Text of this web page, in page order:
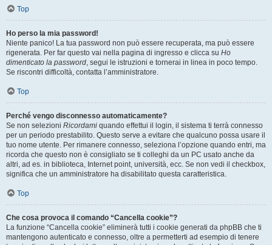
Top
Ho perso la mia password!
Niente panico! La tua password non può essere recuperata, ma può essere
rigenerata. Per far questo vai nella pagina di ingresso e clicca su Ho
dimenticato la password, segui le istruzioni e tornerai in linea in poco tempo.
Se riscontri difficoltà, contatta l’amministratore.
Top
Perché vengo disconnesso automaticamente?
Se non selezioni Ricordami quando effettui il login, il sistema ti terrà connesso
per un periodo prestabilito. Questo serve a evitare che qualcuno possa usare il
tuo nome utente. Per rimanere connesso, seleziona l’opzione quando entri, ma
ricorda che questo non è consigliato se ti colleghi da un PC usato anche da
altri, ad es. in biblioteca, Internet point, università, ecc. Se non vedi il checkbox,
significa che un amministratore ha disabilitato questa caratteristica.
Top
Che cosa provoca il comando “Cancella cookie”?
La funzione “Cancella cookie” eliminerà tutti i cookie generati da phpBB che ti
mantengono autenticato e connesso, oltre a permetterti ad esempio di tenere